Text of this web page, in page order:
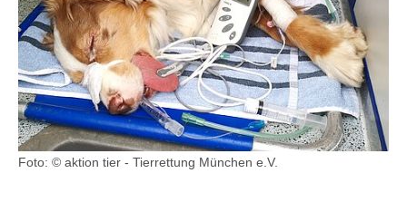
Foto: © aktion tier - Tierrettung München e.V.